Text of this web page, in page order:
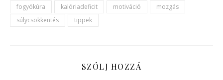
fogyókúra
kalóriadeficit motiváció
mozgás
súlycsökkentés
tippek
SZÓLJ HOZZÁ